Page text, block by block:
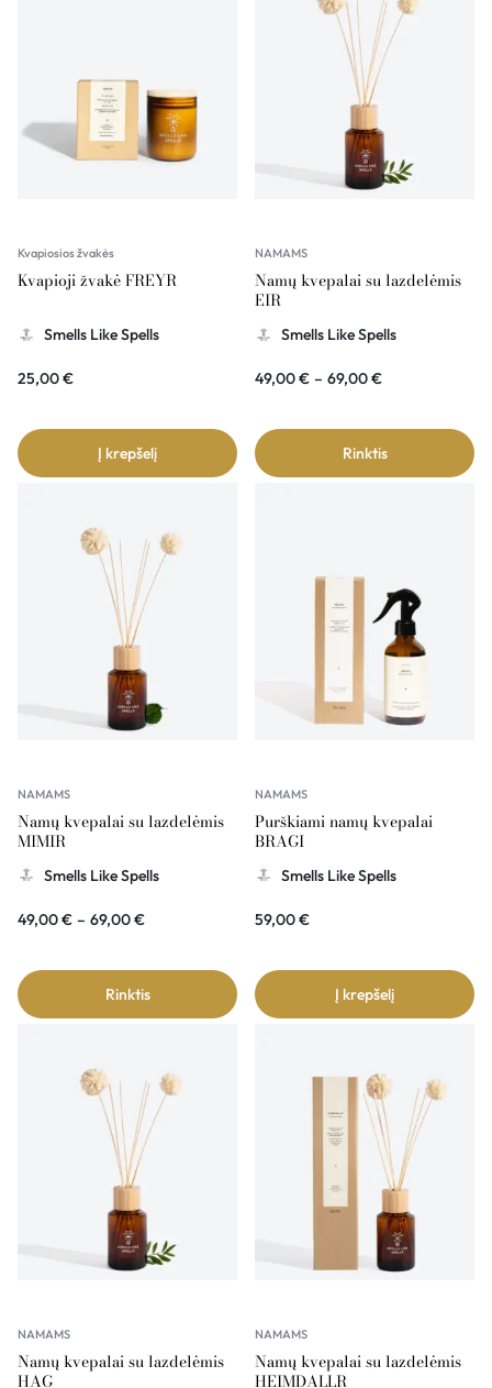
Kvapiosios žvakės
Kvapioji žvakė FREYR
Smells Like Spells
25,00€
Į krepšelį
NAMAMS
Namų kvepalai su lazdelėmis
EIR
Smells Like Spells
49,00€ – 69,00€
Rinktis
NAMAMS
Namų kvepalai su lazdelėmis
MIMIR
Smells Like Spells
49,00€ – 69,00€
Rinktis
NAMAMS
Purškiami namų kvepalai
BRAGI
Smells Like Spells
59,00€
Į krepšelį
NAMAMS
Namų kvepalai su lazdelėmis
HAG
NAMAMS
Namų kvepalai su lazdelėmis
HEIMDALLR